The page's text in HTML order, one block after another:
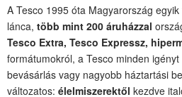
A Tesco 1995 óta Magyarország
lánca, több mint 200 áruházzal
Tesco Extra, Tesco Expressz,
formátumokról, a Tesco minden
bevásárlás vagy nagyobb háztartási
változatos: élelmiszerektől kezdve